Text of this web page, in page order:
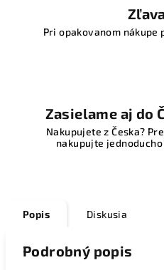
Pri opakovanom
Zasielame aj do
Nakupujete z Česka?
nakupujte
Popis Diskusia
Podrobný popis